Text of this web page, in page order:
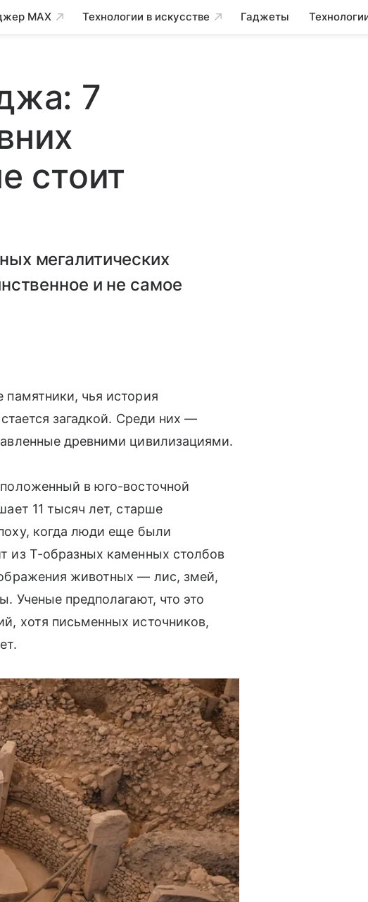
MAX Технологии в искусстве Гаджеты
7
стоит
мегалитических
и не самое
памятники, чья история
загадкой. Среди них —
древними цивилизациями.
в юго-восточной
11 тысяч лет, старше
когда люди еще были
из Т-образных каменных столбов
животных — лис, змей,
Ученые предполагают, что это
хотя письменных источников,